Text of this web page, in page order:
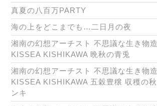
真夏の八百万PARTY
海の上をどこまでも…二日月の夜
湘南の幻想アーチスト 不思議な生き物
KISSEA KISHIKAWA 晩秋の青兎
湘南の幻想アーチスト 不思議な生き物
KISSEA KISHIKAWA 五穀豊穣 収穫の
ンキ